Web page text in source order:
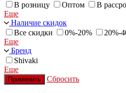
В розницу
Оптом
В
Еще
Наличие скидок
Все скидки
0%-20% 20%-
Еще
Бренд
Shivaki
Еще
Применить Сбросить